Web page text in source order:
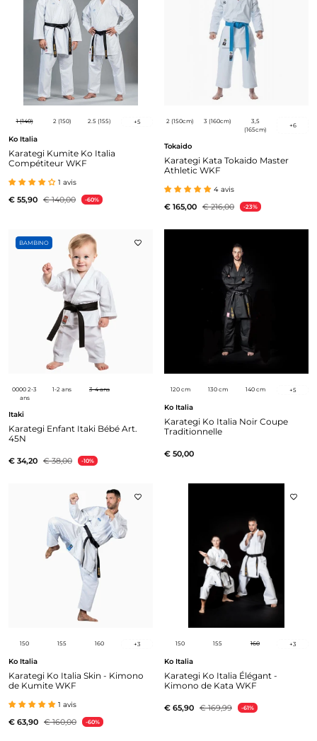
1 (140) 2 (150) 2.5 (155) +5
Ko Italia
Karategi Kumite Ko Italia
Compétiteur WKF
1 avis
€ 55,90 € 140,00 -60%
2 (150cm) 3 (160cm)
3,5
(165cm)
+6
Tokaido
Karategi Kata Tokaido Master
Athletic WKF
4 avis
€ 165,00 € 216,00 -23%
BAMBINO
0000 2-3
ans
1-2 ans 3-4 ans
Itaki
Karategi Enfant Itaki Bébé Art.
45N
€ 34,20 € 38,00 -10%
120 cm 130 cm 140 cm +5
Ko Italia
Karategi Ko Italia Noir Coupe
Traditionnelle
€ 50,00
150 155 160 +3
Ko Italia
Karategi Ko Italia Skin - Kimono
de Kumite WKF
1 avis
€ 63,90 € 160,00 -60%
150 155 160 +3
Ko Italia
Karategi Ko Italia Élégant -
Kimono de Kata WKF
€ 65,90 € 169,99 -61%